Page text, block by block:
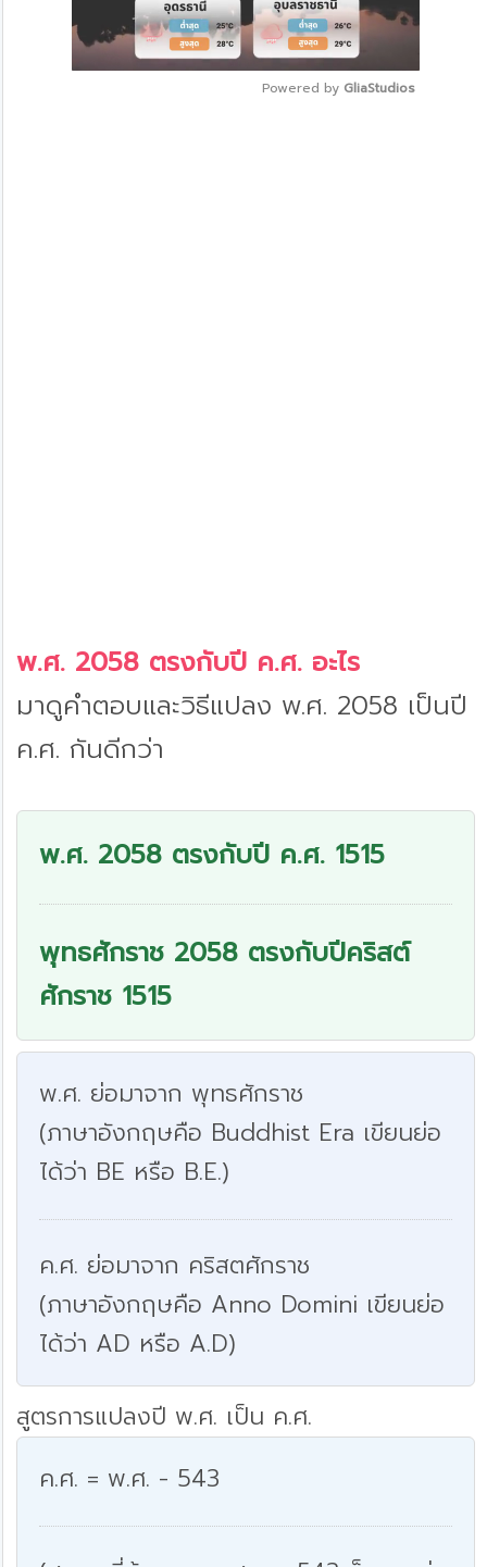
Powered by GliaStudios
พ.ศ. 2058 ตรงกับปี ค.ศ. อะไร
มาดูคำตอบและวิธีแปลง พ.ศ. 2058 เป็นปี
ค.ศ. กันดีกว่า
พ.ศ. 2058 ตรงกับปี ค.ศ. 1515
พุทธศักราช 2058 ตรงกับปีคริสต์
ศักราช 1515
พ.ศ. ย่อมาจาก พุทธศักราช
(ภาษาอังกฤษคือ Buddhist Era เขียนย่อ
ได้ว่า BE หรือ B.E.)
ค.ศ. ย่อมาจาก คริสตศักราช
(ภาษาอังกฤษคือ Anno Domini เขียนย่อ
ได้ว่า AD หรือ A.D)
สูตรการแปลงปี พ.ศ. เป็น ค.ศ.
ค.ศ. = พ.ศ. - 543